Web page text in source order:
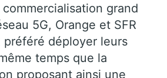
commercialisation grand
5G, Orange et SFR
déployer leurs
temps que la
proposant ainsi une